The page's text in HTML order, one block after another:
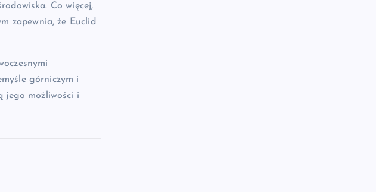
Co więcej,
zapewnia, że Euclid
górniczym i
jego możliwości i